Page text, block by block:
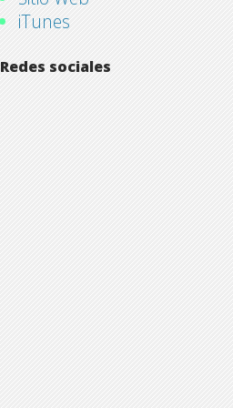
iTunes
Redes sociales